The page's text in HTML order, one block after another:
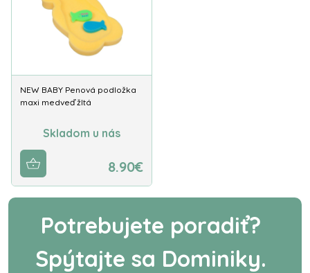
NEW BABY Penová podložka
maxi medveď žltá
Skladom u nás
8.90€
Potrebujete poradiť?
Spýtajte sa Dominiky.